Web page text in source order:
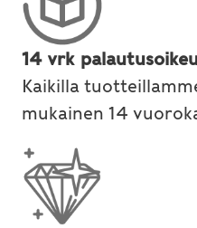
14 vrk
Kaikilla
mukainen 14